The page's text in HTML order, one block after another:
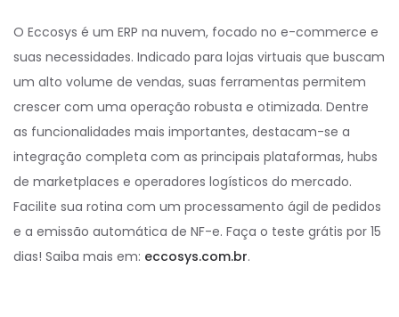
O Eccosys é um ERP na nuvem, focado no e-commerce e
suas necessidades. Indicado para lojas virtuais que buscam
um alto volume de vendas, suas ferramentas permitem
crescer com uma operação robusta e otimizada. Dentre
as funcionalidades mais importantes, destacam-se a
integração completa com as principais plataformas, hubs
de marketplaces e operadores logísticos do mercado.
Facilite sua rotina com um processamento ágil de pedidos
e a emissão automática de NF-e. Faça o teste grátis por 15
dias! Saiba mais em: eccosys.com.br.